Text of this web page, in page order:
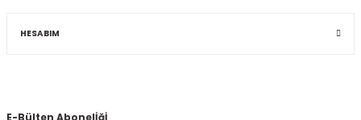
HESABIM
E-Bülten Abonelİğİ